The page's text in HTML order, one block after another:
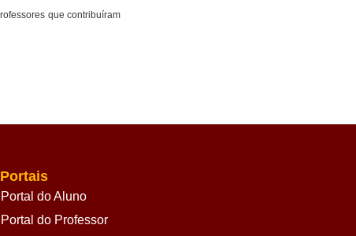
que contribuíram
Portais
Portal do Aluno
Portal do Professor